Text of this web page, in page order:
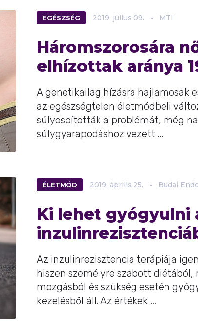
EGÉSZSÉG 2019. július 09. MTI
Háromszorosára
elhízottak aránya
A genetikailag hízásra hajlamosak
az egészségtelen életmódbeli
súlyosbították a problémát, még
súlygyarapodáshoz vezett ...
ÉLETMÓD 2019. április 25. Budai
Ki lehet gyógyulni
Az inzulinrezisztencia terápiája
hiszen személyre szabott diétából,
mozgásból és szükség esetén
kezelésből áll. Az értékek ...